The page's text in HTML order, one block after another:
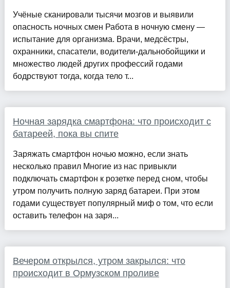
Учёные сканировали тысячи мозгов и выявили
опасность ночных смен Работа в ночную смену —
испытание для организма. Врачи, медсёстры,
охранники, спасатели, водители-дальнобойщики и
множество людей других профессий годами
бодрствуют тогда, когда тело т...
Ночная зарядка смартфона: что происходит с
батареей, пока вы спите
Заряжать смартфон ночью можно, если знать
несколько правил Многие из нас привыкли
подключать смартфон к розетке перед сном, чтобы
утром получить полную заряд батареи. При этом
годами существует популярный миф о том, что если
оставить телефон на заря...
Вечером открылся, утром закрылся: что
происходит в Ормузском проливе